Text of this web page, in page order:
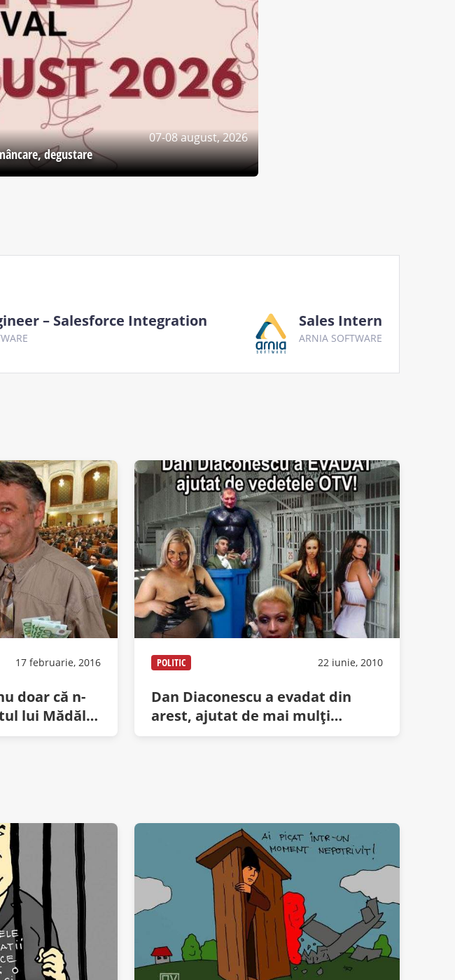
07-08 august, 2026
degustare
– Salesforce Integration Sales Intern
ARNIA SOFTWARE
17 februarie, 2016
doar că n-
lui Mădălin
salariul
POLITIC 22 iunie, 2010
Dan Diaconescu a evadat din
arest, ajutat de mai mulţi
complici